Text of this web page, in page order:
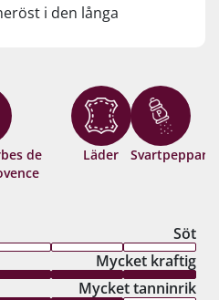
i den långa
du-Pape bör gå ombord
6-8 år från skördeåret.
de
Läder Svartpeppar
Söt
Mycket kraftig
Mycket tanninrik